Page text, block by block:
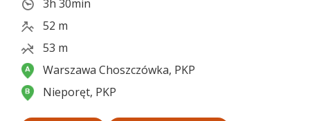
3h 30min
52 m
53 m
Warszawa Choszczówka, PKP
Nieporęt, PKP